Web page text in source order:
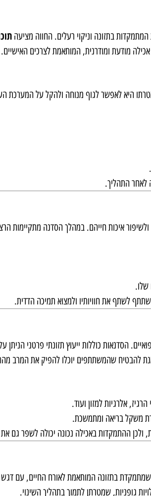
בתזונה וניקוי רעלים. החווה מציעה
מודעת ומודרנית, המותאמת לצרכים האישיים.
היא לאפשר לגוף מנוחה ולהקל על המערכת
לאחר התהליך.
ולשיפור איכות חייהם. במהלך הסדנה מתקיימות
לשתף את חוויותיו ולמצוא תמיכה הדדית.
הסדנאות כוללות ייעוץ תזונתי פרטני הניתן
להבטיח שהמשתתפים יוכלו להפיק את המרב
אלרגיות למזון ועוד.
משקל בריאה ומתמשכת.
ולכן ההתמקדות באכילה נכונה יכולה לשפר גם
בתזונה המותאמת לאורח החיים, עם
גופניות, שמטרתן לתמוך בתהליך השינוי.